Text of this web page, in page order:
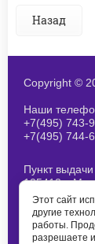
Назад
Copyright ©
Наши
+7(495) 743-
+7(495) 744-
Пункт
125412,
стр 1. При
E-mail:
Этот сайт
другие
работы.
разрешаете